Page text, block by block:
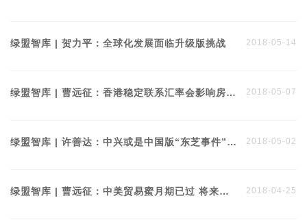
绿盟智库 | 贺力平：全球化发展面临升级版挑战 2018-05-14
绿盟智库 | 曹远征：香港稳定联系汇率会影响房价、股市 2018-05-07
绿盟智库 | 许善达：中兴或是中国版“东芝事件” 贸易战刚开始 2018-05-02
绿盟智库 | 曹远征：中美贸易蜜月期已过 将来贸易战争是常态 2018-04-25